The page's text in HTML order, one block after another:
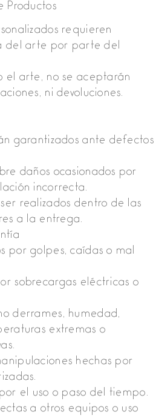
Productos
requieren
del arte por parte del
el arte, no se aceptarán
ni devoluciones.
garantizados ante defectos
daños ocasionados por
incorrecta.
realizados dentro de las
a la entrega.
por golpes, caídas o mal
sobrecargas eléctricas o
derrames, humedad,
extremas o
hechas por
el uso o paso del tiempo.
a otros equipos o uso